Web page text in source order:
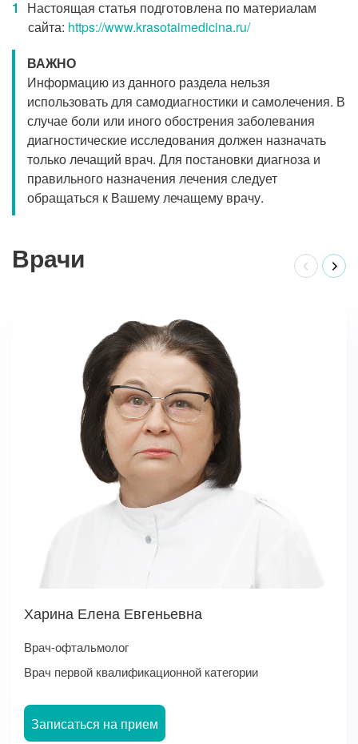
Настоящая статья подготовлена по материалам
сайта: https://www.krasotaimedicina.ru/
ВАЖНО
Информацию из данного раздела нельзя
использовать для самодиагностики и самолечения. В
случае боли или иного обострения заболевания
диагностические исследования должен назначать
только лечащий врач. Для постановки диагноза и
правильного назначения лечения следует
обращаться к Вашему лечащему врачу.
Врачи
Харина Елена Евгеньевна
Врач-офтальмолог
Врач первой квалификационной категории
Записаться на прием